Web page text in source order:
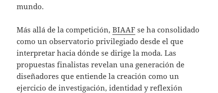
mundo.
Más allá de la competición,BIAAF se ha consolidado
como un observatorio privilegiado desde el que
interpretar hacia dónde se dirige la moda. Las
propuestas finalistas revelan una generación de
diseñadores que entiende la creación como un
ejercicio de investigación, identidad y reflexión